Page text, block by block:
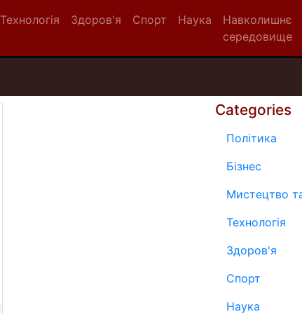
Технологія Здоров'я Спорт Наука
Навколишнє
середовище
Categories
Політика
Бізнес
Мистецтво
Технологія
Здоров'я
Спорт
Наука